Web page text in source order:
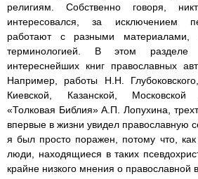
религиям. Собственно говоря,
интересовался, за исключением
работают с разными
терминологией. В этом
интереснейших книг православных
Например, работы Н.Н.
Киевской, Казанской, Московской
«Толковая Библия» А.П. Лопухина,
впервые в жизни увидел православную
я был просто поражен, потому что,
люди, находящиеся в таких
крайне низкого мнения о православной